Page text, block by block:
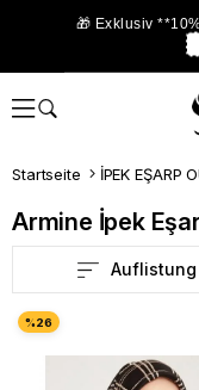
🎁 Exklusiv
Startseite İPEK EŞARP
Armine İpek
Auflistung